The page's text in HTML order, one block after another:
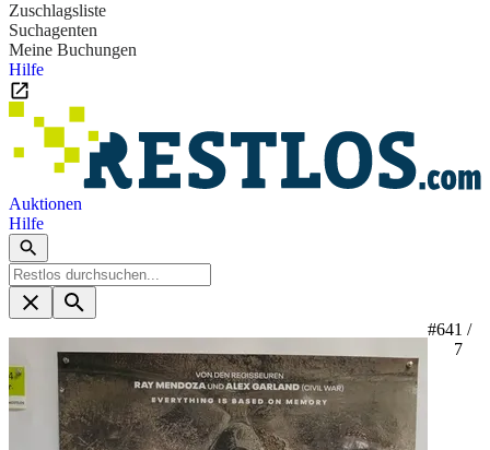
Zuschlagsliste
Suchagenten
Meine Buchungen
Hilfe
Auktionen
Hilfe
#641 /
7